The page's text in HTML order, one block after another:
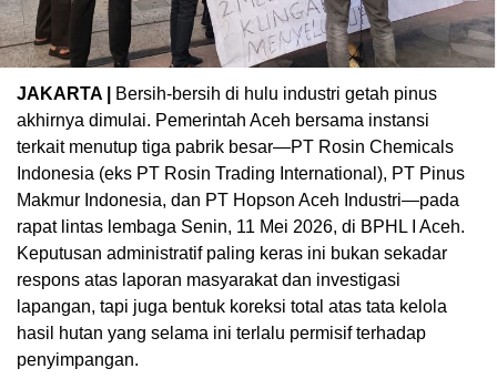
JAKARTA |
Bersih-bersih di hulu industri getah pinus
akhirnya dimulai. Pemerintah Aceh bersama instansi
terkait menutup tiga pabrik besar—PT Rosin Chemicals
Indonesia (eks PT Rosin Trading International), PT Pinus
Makmur Indonesia, dan PT Hopson Aceh Industri—pada
rapat lintas lembaga Senin, 11 Mei 2026, di BPHL I Aceh.
Keputusan administratif paling keras ini bukan sekadar
respons atas laporan masyarakat dan investigasi
lapangan, tapi juga bentuk koreksi total atas tata kelola
hasil hutan yang selama ini terlalu permisif terhadap
penyimpangan.